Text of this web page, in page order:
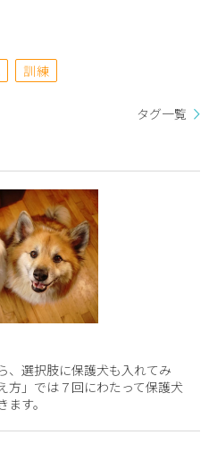
訓練
タグ一覧
、選択肢に保護犬も入れてみ
方」では７回にわたって保護犬
す。